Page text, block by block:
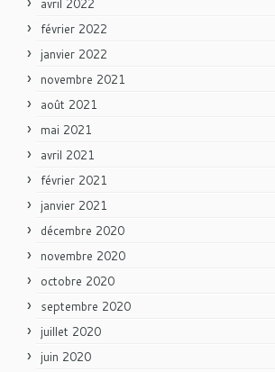
avril 2022
février 2022
janvier 2022
novembre 2021
août 2021
mai 2021
avril 2021
février 2021
janvier 2021
décembre 2020
novembre 2020
octobre 2020
septembre 2020
juillet 2020
juin 2020